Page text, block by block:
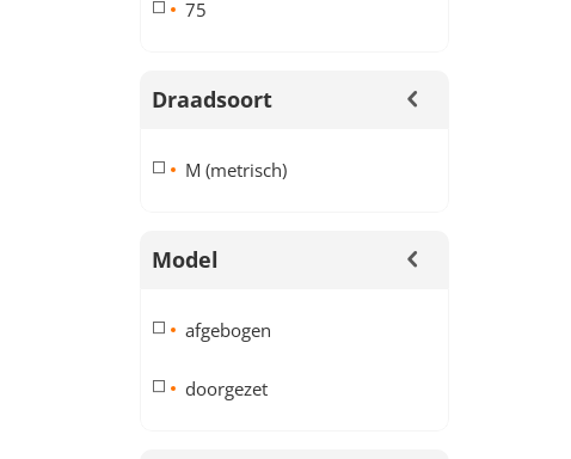
75
Draadsoort
M (metrisch)
Model
afgebogen
doorgezet